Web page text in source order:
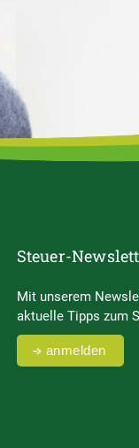
Steuer-
Mit unserem
aktuelle Tipps zum
anmelden